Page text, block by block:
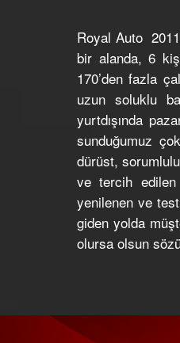
Royal Auto
bir alanda, 6
170’den fazla
uzun soluklu
yurtdışında
sunduğumuz
dürüst,
ve tercih edilen
yenilenen ve
giden yolda
olursa olsun